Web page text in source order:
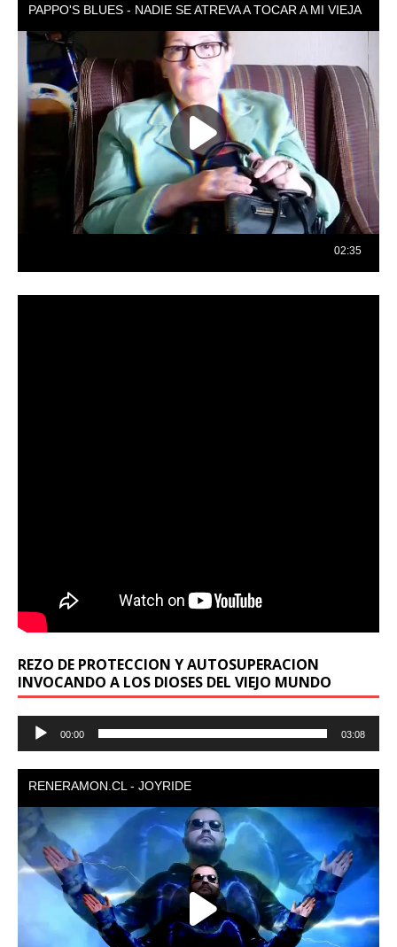
REZO DE PROTECCION Y AUTOSUPERACION
INVOCANDO A LOS DIOSES DEL VIEJO MUNDO
Reproductor
00:00 03:08